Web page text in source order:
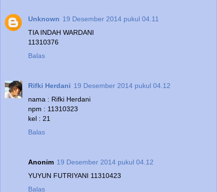
Unknown 19 Desember 2014 pukul 04.11
TIA INDAH WARDANI
11310376
Balas
Rifki Herdani 19 Desember 2014 pukul 04.12
nama : Rifki Herdani
npm : 11310323
kel : 21
Balas
Anonim 19 Desember 2014 pukul 04.12
YUYUN FUTRIYANI 11310423
Balas